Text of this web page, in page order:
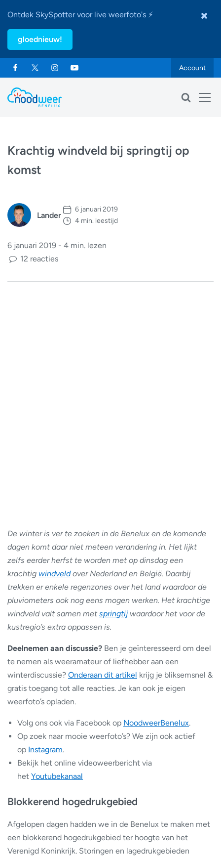
Ontdek SkySpotter voor live weerfoto's ⚡
gloednieuw!
Account
Krachtig windveld bij springtij op
komst
Lander
6 januari 2019
4 min. leestijd
6 januari 2019 - 4 min. lezen
12 reacties
De winter is ver te zoeken in de Benelux en de komende
dagen komt daar niet meteen verandering in. Het lijkt
zelfs eerder herfst te worden met op dinsdag een
krachtig windveldover Nederland en België. Daarbij
trekken er enkele regenzones over het land waardoor de
pluviometers ook nog eens mogen werken. Het krachtige
windveld valt samen met springtijwaardoor het voor de
kustregio’s extra oppassen is.
Deelnemen aan discussie? Ben je geïnteresseerd om deel
te nemen als weeramateur of liefhebber aan een
winterdiscussie? Onderaan dit artikel krijg je bliksemsnel &
gratis toegang tot alle reacties. Je kan ook je eigen
weerfoto’s opladen.
Volg ons ook via Facebook op NoodweerBenelux.
Op zoek naar mooie weerfoto’s? We zijn ook actief
op Instagram.
Bekijk het online videoweerbericht via
het Youtubekanaal
Blokkerend hogedrukgebied
Afgelopen dagen hadden we in de Benelux te maken met
een blokkerend hogedrukgebied ter hoogte van het
Verenigd Koninkrijk. Storingen en lagedrukgebieden